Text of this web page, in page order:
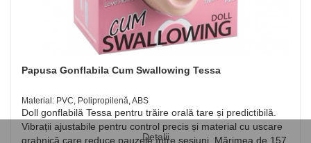
Detalii
Papusa Gonflabila Cum Swallowing Tessa
Material: PVC, Polipropilenă, ABS
Doll gonflabilă Tessa pentru trăire orală tare și predictibilă.
Vibrații ajustabile pentru control precis și material cu uscare
grabnică care reduce pauzele între sesiuni. Mărimea de 157